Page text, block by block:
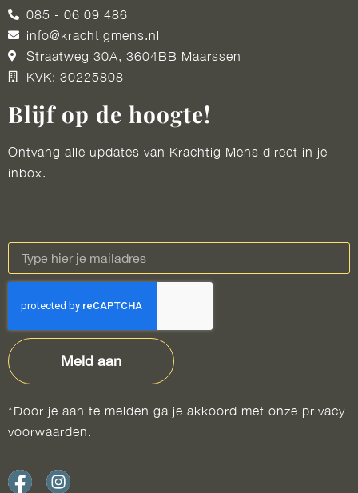
085 - 06 09 486
info@krachtigmens.nl
Straatweg 30A, 3604BB Maarssen
KVK: 30225808
Blijf op de hoogte!
Ontvang alle updates van Krachtig Mens direct in je
inbox.
Meld aan
*Door je aan te melden ga je akkoord met onze privacy
voorwaarden.